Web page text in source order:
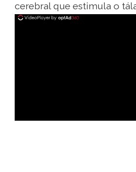
cerebral que estimula o